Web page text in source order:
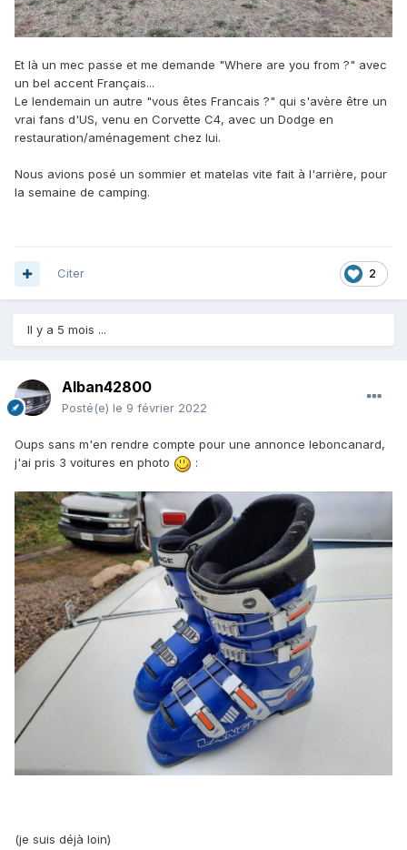
Et là un mec passe et me demande "Where are you from ?" avec
un bel accent Français...
Le lendemain un autre "vous êtes Francais ?" qui s'avère être un
vrai fans d'US, venu en Corvette C4, avec un Dodge en
restauration/aménagement chez lui.
Nous avions posé un sommier et matelas vite fait à l'arrière, pour
la semaine de camping.
2
Citer
Il y a 5 mois ...
Alban42800
Posté(e) le 9 février 2022
Oups sans m'en rendre compte pour une annonce leboncanard,
j'ai pris 3 voitures en photo
:
(je suis déjà loin)